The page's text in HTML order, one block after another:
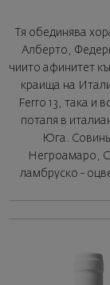
Тя обединява
Алберто,
чиито афинитет
краища на
Ferro 13, така и
потапя в
Юга.
Негроамаро,
ламбруско -